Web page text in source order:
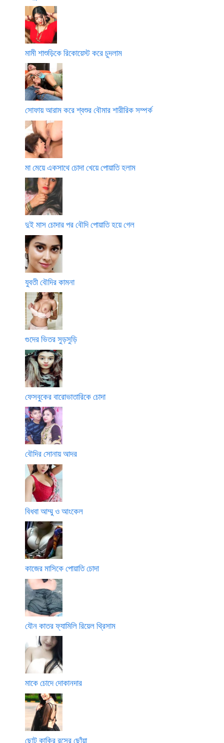
মামী শাশুড়িকে রিকোয়েস্ট করে চুদলাম
সোফায় আরাম করে শ্বশুর বৌমার শারীরিক সম্পর্ক
মা মেয়ে একসাথে চোদা খেয়ে পোয়াতি হলাম
দুই মাস চোদার পর বৌদি পোয়াতি হয়ে গেল
যুবতী বৌদির কামনা
গুদের ভিতর সুড়সুড়ি
ফেসবুকের বারোভাতারিকে চোদা
বৌদির সোনায় আদর
বিধবা আম্মু ও আংকেল
কাজের মাসিকে পোয়াতি চোদা
যৌন কাতর ফ্যামিলি রিয়েল থ্রিসাম
মাকে চোদে দোকানদার
ছোট কাকির রসের ছোঁয়া